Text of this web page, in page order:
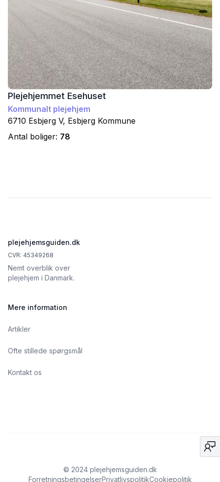
Plejehjemmet Esehuset
Kommunalt plejehjem
6710 Esbjerg V, Esbjerg Kommune
Antal boliger: 78
plejehjemsguiden.dk
CVR: 45349268
Nemt overblik over
plejehjem i Danmark.
Mere information
Artikler
Ofte stillede spørgsmål
Kontakt os
© 2024 plejehjemsguiden.dk
ForretningsbetingelserPrivatlivspolitikCookiepolitik